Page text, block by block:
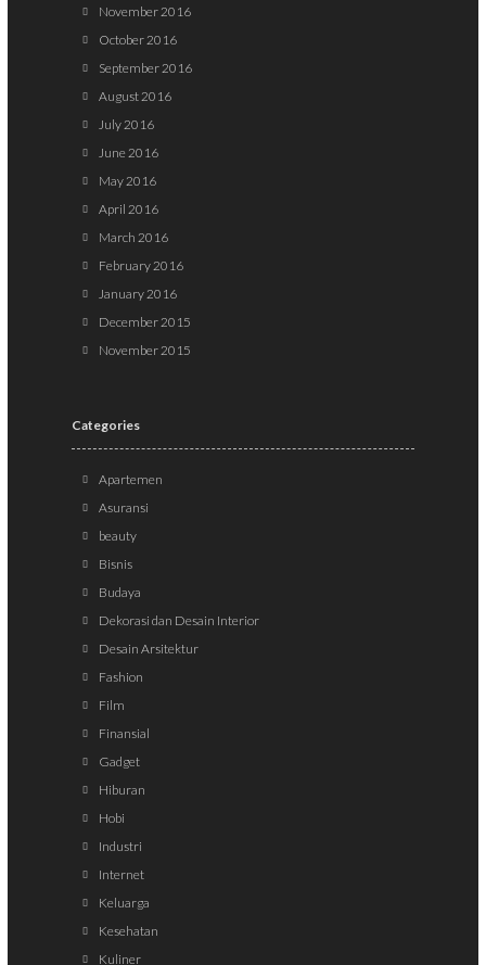
November 2016
October 2016
September 2016
August 2016
July 2016
June 2016
May 2016
April 2016
March 2016
February 2016
January 2016
December 2015
November 2015
Categories
Apartemen
Asuransi
beauty
Bisnis
Budaya
Dekorasi dan Desain Interior
Desain Arsitektur
Fashion
Film
Finansial
Gadget
Hiburan
Hobi
Industri
Internet
Keluarga
Kesehatan
Kuliner